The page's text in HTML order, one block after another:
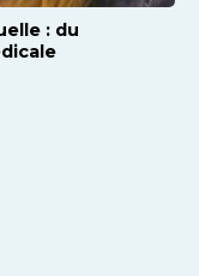
: du